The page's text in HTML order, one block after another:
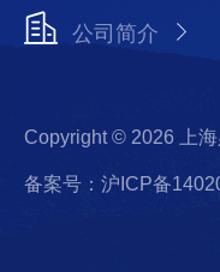
公司简介
Copyright © 2026 上
备案号：沪ICP备